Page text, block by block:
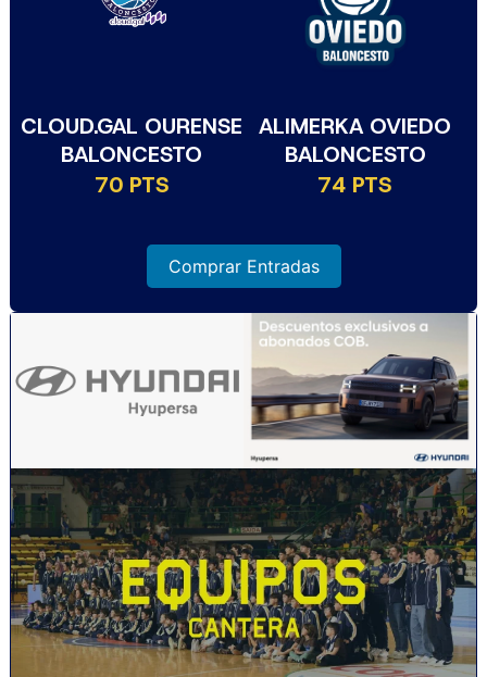
CLOUD.GAL OURENSE
BALONCESTO
70 PTS
ALIMERKA OVIEDO
BALONCESTO
74 PTS
Comprar Entradas